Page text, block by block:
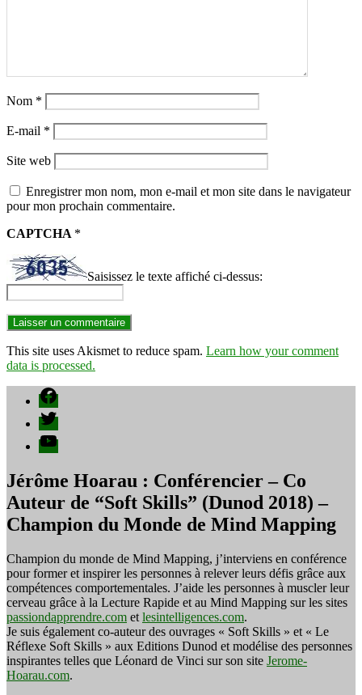
Nom *
E-mail *
Site web
Enregistrer mon nom, mon e-mail et mon site dans le navigateur
pour mon prochain commentaire.
CAPTCHA *
Saisissez le texte affiché ci-dessus:
This site uses Akismet to reduce spam. Learn how your comment
data is processed.
Facebook
Twitter
YouTube
Jérôme Hoarau : Conférencier – Co
Auteur de “Soft Skills” (Dunod 2018) –
Champion du Monde de Mind Mapping
Champion du monde de Mind Mapping, j’interviens en conférence
pour former et inspirer les personnes à relever leurs défis grâce aux
compétences comportementales. J’aide les personnes à muscler leur
cerveau grâce à la Lecture Rapide et au Mind Mapping sur les sites
passiondapprendre.com et lesintelligences.com.
Je suis également co-auteur des ouvrages « Soft Skills » et « Le
Réflexe Soft Skills » aux Editions Dunod et modélise des personnes
inspirantes telles que Léonard de Vinci sur son site Jerome-
Hoarau.com.